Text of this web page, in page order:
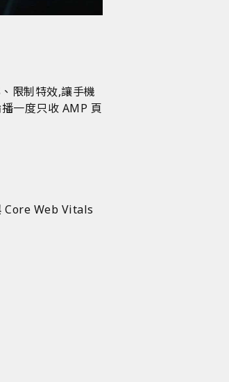
限制特效,讓手機
一度只收 AMP 頁
Core Web Vitals